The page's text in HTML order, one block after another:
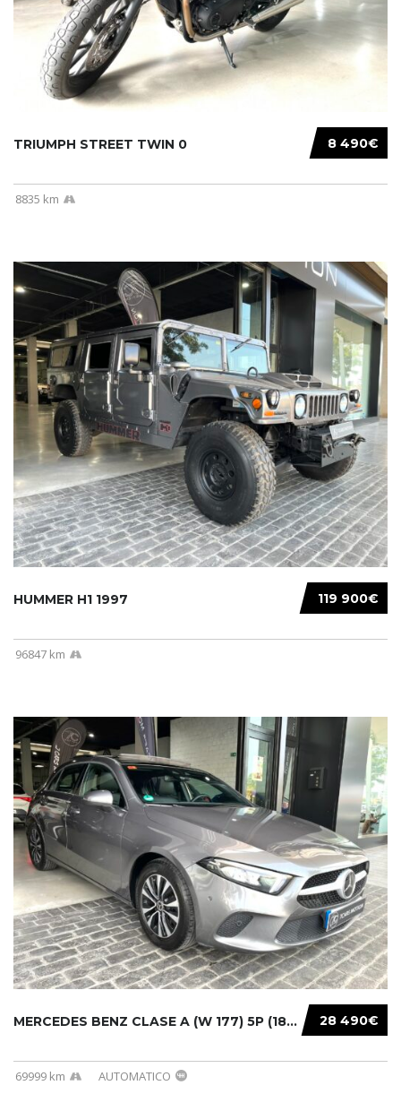
8 490€
TRIUMPH STREET TWIN 0
8835 km
119 900€
HUMMER H1 1997
96847 km
28 490€
MERCEDES BENZ CLASE A (W 177) 5P (18-) 2020....
69999 km AUTOMATICO